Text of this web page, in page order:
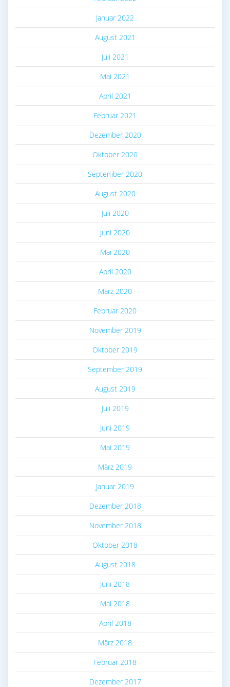
Januar 2022
August 2021
Juli 2021
Mai 2021
April 2021
Februar 2021
Dezember 2020
Oktober 2020
September 2020
August 2020
Juli 2020
Juni 2020
Mai 2020
April 2020
März 2020
Februar 2020
November 2019
Oktober 2019
September 2019
August 2019
Juli 2019
Juni 2019
Mai 2019
März 2019
Januar 2019
Dezember 2018
November 2018
Oktober 2018
August 2018
Juni 2018
Mai 2018
April 2018
März 2018
Februar 2018
Dezember 2017